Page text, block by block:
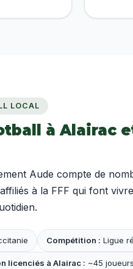
LOCAL
à Alairac
Aude compte de
à la FFF qui font
Compétition : Ligue
licenciés à Alairac : ~45 joueurs